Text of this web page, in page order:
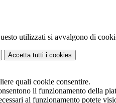
utilizzati si avvalgono di
Accetta tutti i cookies
quali cookie consentire.
il funzionamento della
al funzionamento potete